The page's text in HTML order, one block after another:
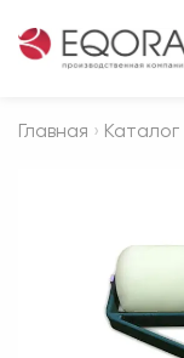
Главная › Каталог